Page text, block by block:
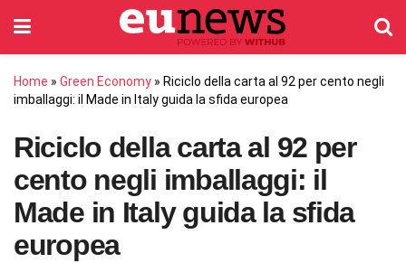
Home » Green Economy » Riciclo della carta al 92 per cento negli
imballaggi: il Made in Italy guida la sfida europea
Riciclo della carta al 92 per
cento negli imballaggi: il
Made in Italy guida la sfida
europea